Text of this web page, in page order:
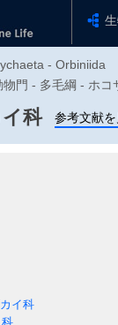
- Orbiniida
門 - 多毛綱 - ホコ
科 参考文献
イ科